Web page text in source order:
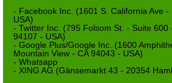
- Facebook Inc. (1601 S. California Ave -
USA)
- Twitter Inc. (795 Folsom St. - Suite 600
94107 - USA)
- Google Plus/Google Inc. (1600
Mountain View - CA 94043 - USA)
- Whatsapp
- XING AG (Gänsemarkt 43 - 20354